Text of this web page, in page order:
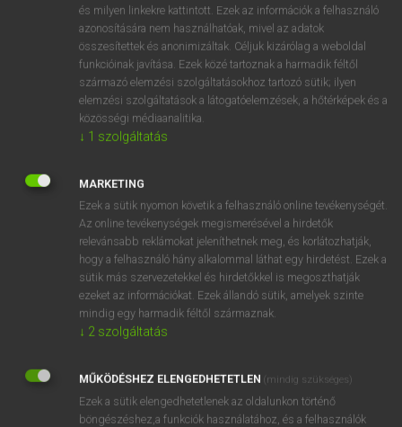
keresése szótárainkban
DÍJMENTES ANGOL SZÓTÁR
suavity
subagency
subaltern
subantarctic
és milyen linkekre kattintott. Ezek az információk a felhasználó
azonosítására nem használhatóak, mivel az adatok
összesítettek és anonimizáltak. Céljuk kizárólag a weboldal
funkcióinak javítása. Ezek közé tartoznak a harmadik féltől
származó elemzési szolgáltatásokhoz tartozó sütik; ilyen
elemzési szolgáltatások a látogatóelemzések, a hőtérképek és a
közösségi médiaanalitika.
↓ 1 szolgáltatás
MARKETING
Ezek a sütik nyomon követik a felhasználó online tevékenységét.
Az online tevékenységek megismerésével a hirdetők
relevánsabb reklámokat jeleníthetnek meg, és korlátozhatják,
hogy a felhasználó hány alkalommal láthat egy hirdetést. Ezek a
sütik más szervezetekkel és hirdetőkkel is megoszthatják
ezeket az információkat. Ezek állandó sütik, amelyek szinte
mindig egy harmadik féltől származnak.
↓ 2 szolgáltatás
MŰKÖDÉSHEZ ELENGEDHETETLEN (mindig szükséges)
Ezek a sütik elengedhetetlenek az oldalunkon történő
böngészéshez,a funkciók használatához, és a felhasználók